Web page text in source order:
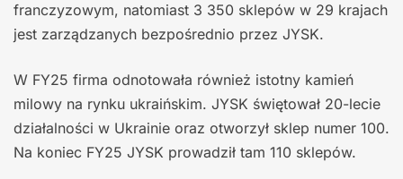
franczyzowym, natomiast 3 350 sklepów w 29 krajach
jest zarządzanych bezpośrednio przez JYSK.
W FY25 firma odnotowała również istotny kamień
milowy na rynku ukraińskim. JYSK świętował 20-lecie
działalności w Ukrainie oraz otworzył sklep numer 100.
Na koniec FY25 JYSK prowadził tam 110 sklepów.